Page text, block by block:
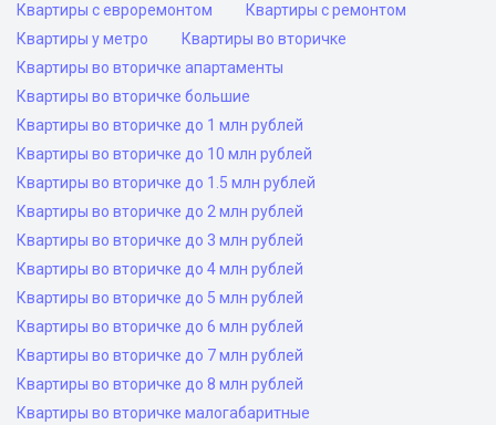
Квартиры с евроремонтом
Квартиры с ремонтом
Квартиры у метро
Квартиры во вторичке
Квартиры во вторичке апартаменты
Квартиры во вторичке большие
Квартиры во вторичке до 1 млн рублей
Квартиры во вторичке до 10 млн рублей
Квартиры во вторичке до 1.5 млн рублей
Квартиры во вторичке до 2 млн рублей
Квартиры во вторичке до 3 млн рублей
Квартиры во вторичке до 4 млн рублей
Квартиры во вторичке до 5 млн рублей
Квартиры во вторичке до 6 млн рублей
Квартиры во вторичке до 7 млн рублей
Квартиры во вторичке до 8 млн рублей
Квартиры во вторичке малогабаритные